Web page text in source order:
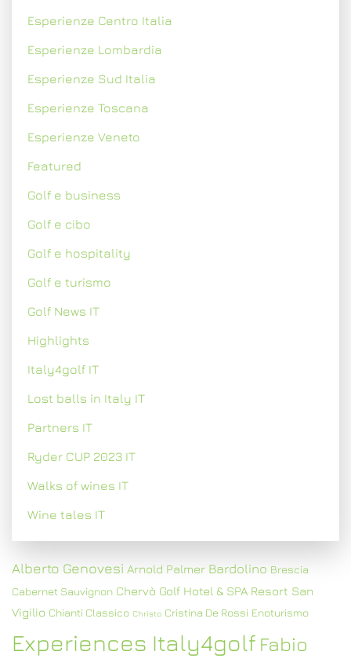
Esperienze Centro Italia
Esperienze Lombardia
Esperienze Sud Italia
Esperienze Toscana
Esperienze Veneto
Featured
Golf e business
Golf e cibo
Golf e hospitality
Golf e turismo
Golf News IT
Highlights
Italy4golf IT
Lost balls in Italy IT
Partners IT
Ryder CUP 2023 IT
Walks of wines IT
Wine tales IT
Alberto Genovesi Arnold Palmer Bardolino Brescia
Cabernet Sauvignon Chervò Golf Hotel & SPA Resort San
Vigilio Chianti Classico Christo Cristina De Rossi Enoturismo
Experiences Italy4golf Fabio